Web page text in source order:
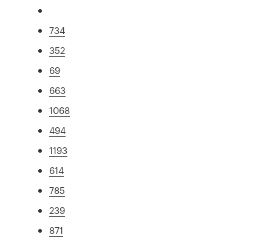
734
352
69
663
1068
494
1193
614
785
239
871